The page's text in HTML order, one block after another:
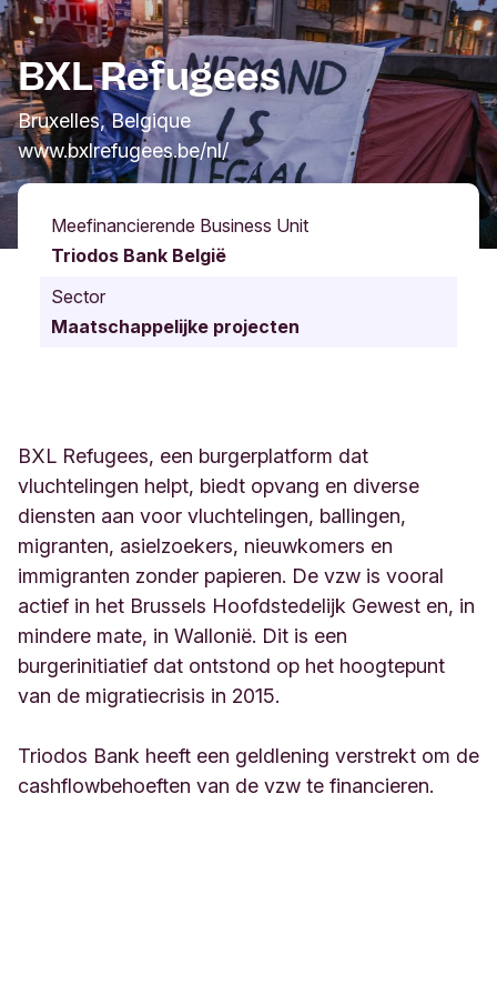
BXL Refugees
Bruxelles, Belgique
www.bxlrefugees.be/nl/
Meefinancierende Business Unit
Triodos Bank België
Sector
Maatschappelijke projecten
BXL Refugees, een burgerplatform dat
vluchtelingen helpt, biedt opvang en diverse
diensten aan voor vluchtelingen, ballingen,
migranten, asielzoekers, nieuwkomers en
immigranten zonder papieren. De vzw is vooral
actief in het Brussels Hoofdstedelijk Gewest en, in
mindere mate, in Wallonië. Dit is een
burgerinitiatief dat ontstond op het hoogtepunt
van de migratiecrisis in 2015.
Triodos Bank heeft een geldlening verstrekt om de
cashflowbehoeften van de vzw te financieren.